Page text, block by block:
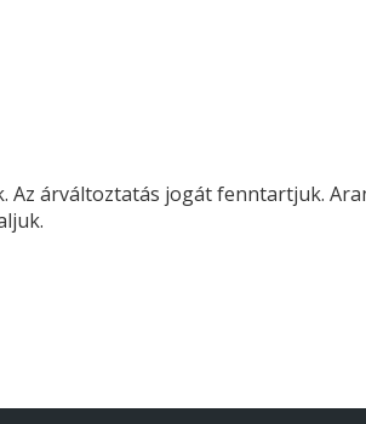
Az árváltoztatás jogát fenntartjuk.